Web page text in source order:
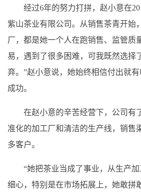
经过6年的努力打拼，赵小意在
紫山茶业有限公司。从销售茶青开始
厂，都是她一个人在跑销售、监管质
易，遇到了很多困难，可我既然选择
弃。”赵小意说，她始终相信付出就
成功。
在赵小意的辛苦经营下，公司有
准化的加工厂和清洁的生产线，销售
多客户。
“她把茶业当成了事业，从生产
细心，特别是在市场拓展上，她敢拼